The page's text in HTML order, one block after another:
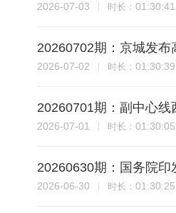
2026-07-03 时长： 01:30:41
20260702期：京城发
2026-07-02 时长： 01:30:39
20260701期：副中心
2026-07-01 时长： 01:30:05
20260630期：国务院印
2026-06-30 时长： 01:30:25